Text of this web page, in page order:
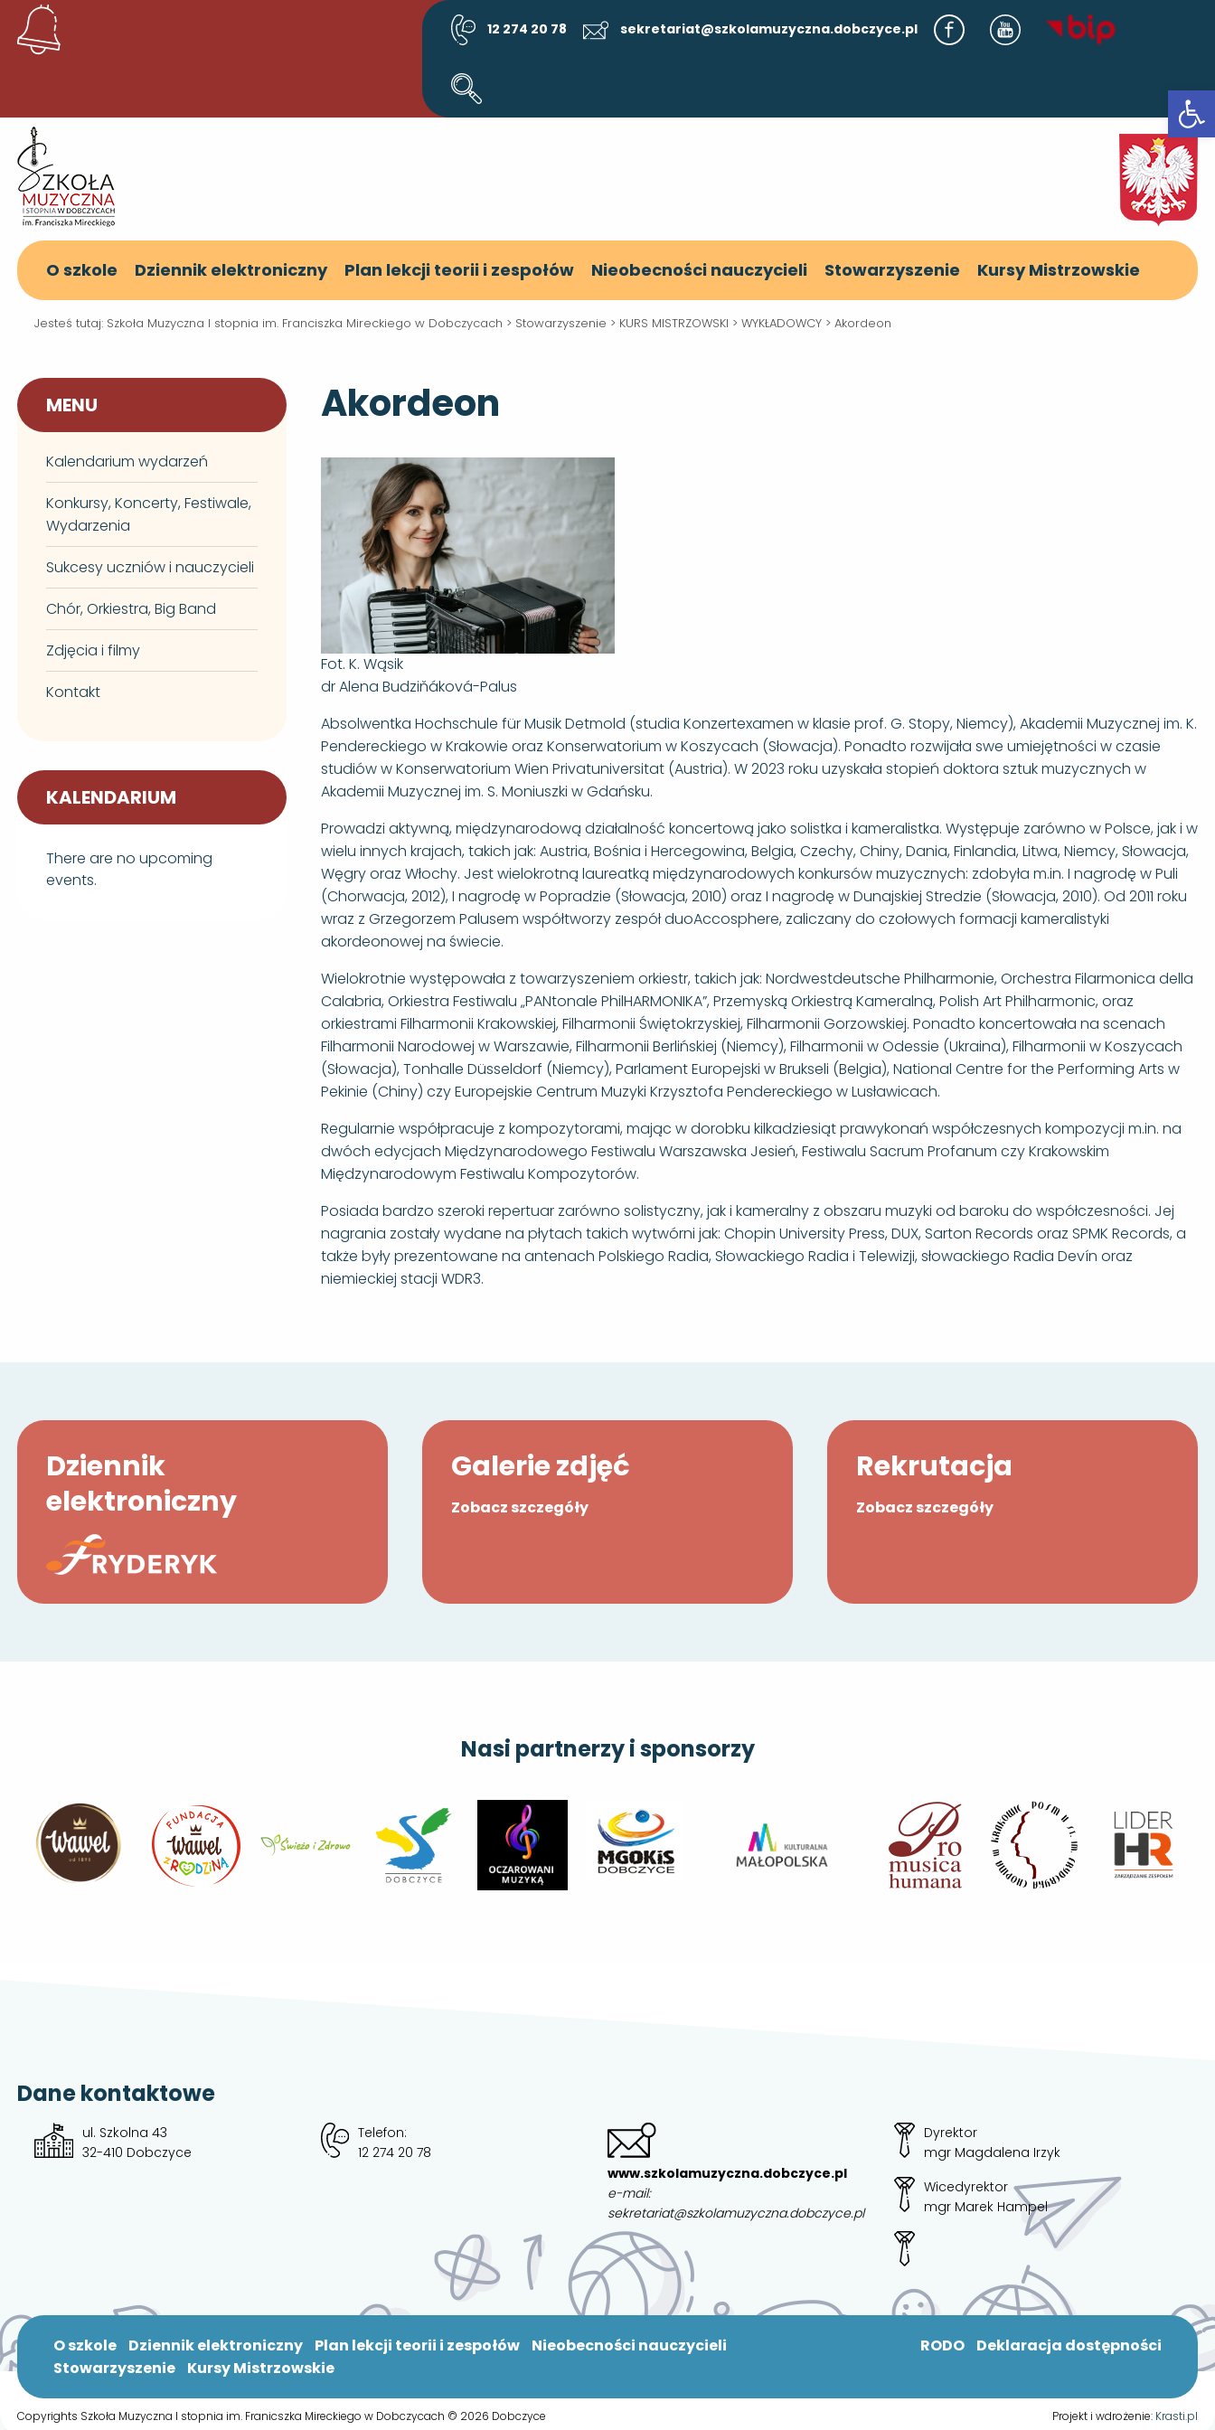
12 274 20 78 sekretariat@szkolamuzyczna.dobczyce.pl
O szkole Dziennik elektroniczny Plan lekcji teorii i zespołów Nieobecności nauczycieli Stowarzyszenie Kursy Mistrzowskie
Jesteś tutaj: Szkoła Muzyczna I stopnia im. Franciszka Mireckiego w Dobczycach > Stowarzyszenie > KURS MISTRZOWSKI >WYKŁADOWCY >Akordeon
MENU
Kalendarium wydarzeń
Konkursy, Koncerty, Festiwale,
Wydarzenia
Sukcesy uczniów i nauczycieli
Chór, Orkiestra, Big Band
Zdjęcia i filmy
Kontakt
KALENDARIUM
There are no upcoming
events.
Akordeon
Fot. K. Wąsik
dr Alena Budziňáková-Palus
Absolwentka Hochschule für Musik Detmold (studia Konzertexamen w klasie prof. G. Stopy, Niemcy), Akademii Muzycznej im. K.
Pendereckiego w Krakowie oraz Konserwatorium w Koszycach (Słowacja). Ponadto rozwijała swe umiejętności w czasie
studiów w Konserwatorium Wien Privatuniversitat (Austria). W 2023 roku uzyskała stopień doktora sztuk muzycznych w
Akademii Muzycznej im. S. Moniuszki w Gdańsku.
Prowadzi aktywną, międzynarodową działalność koncertową jako solistka i kameralistka. Występuje zarówno w Polsce, jak i w
wielu innych krajach, takich jak: Austria, Bośnia i Hercegowina, Belgia, Czechy, Chiny, Dania, Finlandia, Litwa, Niemcy, Słowacja,
Węgry oraz Włochy. Jest wielokrotną laureatką międzynarodowych konkursów muzycznych: zdobyła m.in. I nagrodę w Puli
(Chorwacja, 2012), I nagrodę w Popradzie (Słowacja, 2010) oraz I nagrodę w Dunajskiej Stredzie (Słowacja, 2010). Od 2011 roku
wraz z Grzegorzem Palusem współtworzy zespół duoAccosphere, zaliczany do czołowych formacji kameralistyki
akordeonowej na świecie.
Wielokrotnie występowała z towarzyszeniem orkiestr, takich jak: Nordwestdeutsche Philharmonie, Orchestra Filarmonica della
Calabria, Orkiestra Festiwalu „PANtonale PhilHARMONIKA”, Przemyską Orkiestrą Kameralną, Polish Art Philharmonic, oraz
orkiestrami Filharmonii Krakowskiej, Filharmonii Świętokrzyskiej, Filharmonii Gorzowskiej. Ponadto koncertowała na scenach
Filharmonii Narodowej w Warszawie, Filharmonii Berlińskiej (Niemcy), Filharmonii w Odessie (Ukraina), Filharmonii w Koszycach
(Słowacja), Tonhalle Düsseldorf (Niemcy), Parlament Europejski w Brukseli (Belgia), National Centre for the Performing Arts w
Pekinie (Chiny) czy Europejskie Centrum Muzyki Krzysztofa Pendereckiego w Lusławicach.
Regularnie współpracuje z kompozytorami, mając w dorobku kilkadziesiąt prawykonań współczesnych kompozycji m.in. na
dwóch edycjach Międzynarodowego Festiwalu Warszawska Jesień, Festiwalu Sacrum Profanum czy Krakowskim
Międzynarodowym Festiwalu Kompozytorów.
Posiada bardzo szeroki repertuar zarówno solistyczny, jak i kameralny z obszaru muzyki od baroku do współczesności. Jej
nagrania zostały wydane na płytach takich wytwórni jak: Chopin University Press, DUX, Sarton Records oraz SPMK Records, a
także były prezentowane na antenach Polskiego Radia, Słowackiego Radia i Telewizji, słowackiego Radia Devín oraz
niemieckiej stacji WDR3.
Dziennik
elektroniczny
Galerie zdjęć
Zobacz szczegóły
Rekrutacja
Zobacz szczegóły
Nasi partnerzy i sponsorzy
Dane kontaktowe
ul. Szkolna 43
32-410 Dobczyce
Telefon:
12 274 20 78
www.szkolamuzyczna.dobczyce.pl
e-mail:
sekretariat@szkolamuzyczna.dobczyce.pl
Dyrektor
mgr Magdalena Irzyk
Wicedyrektor
mgr Marek Hampel
O szkole Dziennik elektroniczny Plan lekcji teorii i zespołów
Nieobecności nauczycieli
Stowarzyszenie
Kursy Mistrzowskie
RODO Deklaracja dostępności
Copyrights Szkoła Muzyczna I stopnia im. Franicszka Mireckiego w Dobczycach © 2026 Dobczyce Projekt i wdrożenie: Krasti.pl